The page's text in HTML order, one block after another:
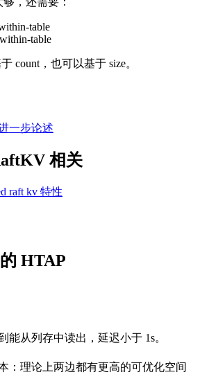
table
table
count，也可以基于 size。
一步论述
相关
raft kv 特性
HTAP
能从列存中读出，延迟小于 1s。
：理论上两边都有更高的可优化空间